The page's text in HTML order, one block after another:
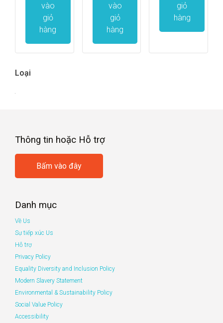
vào
giỏ
hàng
vào
giỏ
hàng
giỏ
hàng
Loại
Thông tin hoặc Hỗ trợ
Bấm vào đây
Danh mục
Về Us
Sự tiếp xúc Us
Hỗ trợ
Privacy Policy
Equality Diversity and Inclusion Policy
Modern Slavery Statement
Environmental & Sustainability Policy
Social Value Policy
Accessibility